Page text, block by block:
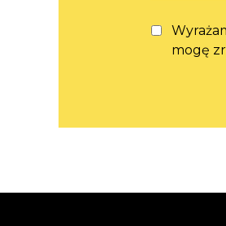
mogę